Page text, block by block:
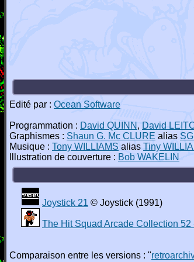
Edité par : Ocean Software
Programmation : David QUINN , David
Graphismes : Shaun G. Mc CLURE alias
Musique : Tony WILLIAMS alias Tiny
Illustration de couverture : Bob WAKELIN
Joystick 21 © Joystick (1991)
The Hit Squad Arcade Collection 52
Comparaison entre les versions : "